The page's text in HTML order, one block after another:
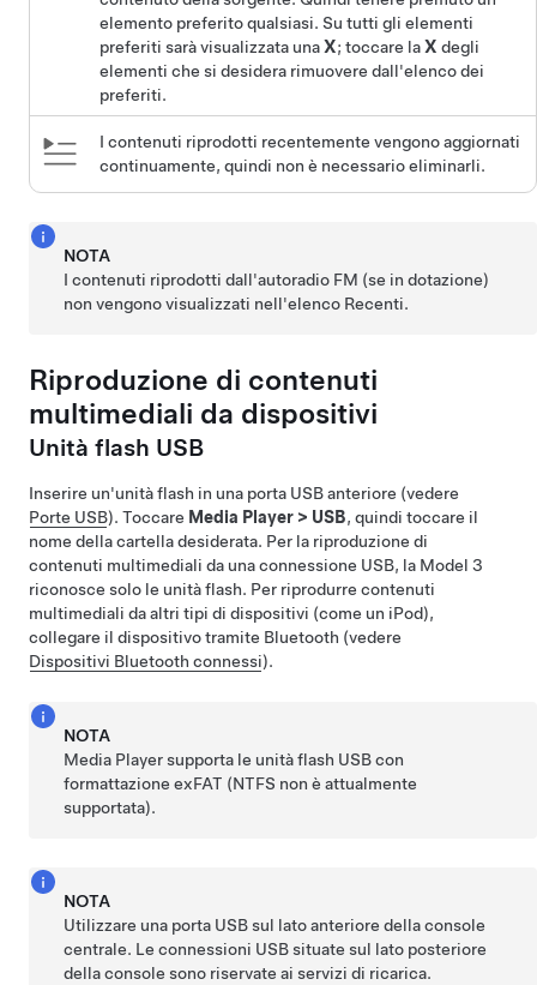
elemento preferito qualsiasi. Su tutti gli elementi
preferiti sarà visualizzata unaX; toccare laX degli
elementi che si desidera rimuovere dall'elenco dei
preferiti.
I contenuti riprodotti recentemente vengono aggiornati
continuamente, quindi non è necessario eliminarli.
NOTA
I contenuti riprodotti dall'autoradio FM (se in dotazione)
non vengono visualizzati nell'elenco Recenti.
Riproduzione di contenuti
multimediali da dispositivi
Unità flash USB
Inserire un'unità flash in una porta USB anteriore (vedere
Porte USB). Toccare Media Player > USB, quindi toccare il
nome della cartella desiderata. Per la riproduzione di
contenuti multimediali da una connessione USB, la Model 3
riconosce solo le unità flash. Per riprodurre contenuti
multimediali da altri tipi di dispositivi (come un iPod),
collegare il dispositivo tramite Bluetooth (vedere
Dispositivi Bluetooth connessi).
NOTA
Media Player supporta le unità flash USB con
formattazione exFAT (NTFS non è attualmente
supportata).
NOTA
Utilizzare una porta USB sul lato anteriore della console
centrale. Le connessioni USB situate sul lato posteriore
della console sono riservate ai servizi di ricarica.